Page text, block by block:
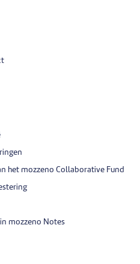
het mozzeno Collaborative Fund
mozzeno Notes